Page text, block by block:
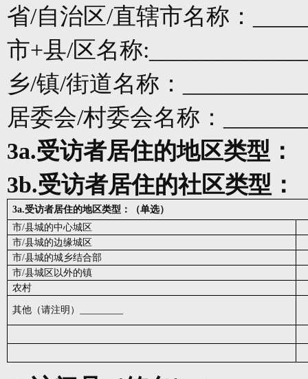
省/自治区/直辖市名称：
市+县/区名称
乡/镇/街道名称：
居委会/村委会名称：
3a.受访者居住的地区类型：
3b.受访者居住的社区类型：
3a.受访者居住的地区类型：（单选）
市/县城的中心城区
市/县城的边缘城区
市/县城的城乡结合部
市/县城区以外的镇
农村
其他（请注明）